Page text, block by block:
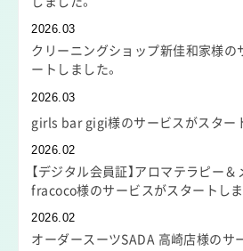
2026.03
クリーニングショップ新佳和家様の
ートしました。
2026.03
girls bar gigi様のサービスがスター
2026.02
【デジタル会員証】アロマテラピー
fracoco様のサービスがスタートしま
2026.02
オーダースーツSADA 高崎店様のサ